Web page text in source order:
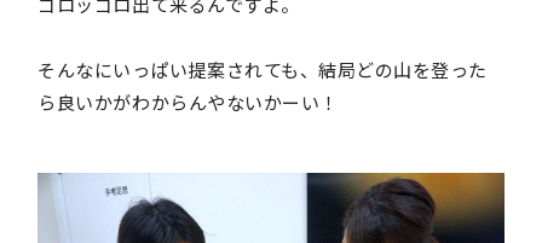
そんなにいっぱい提案されても、結局どの山を登った
ら良いかがわからんやないかーい！